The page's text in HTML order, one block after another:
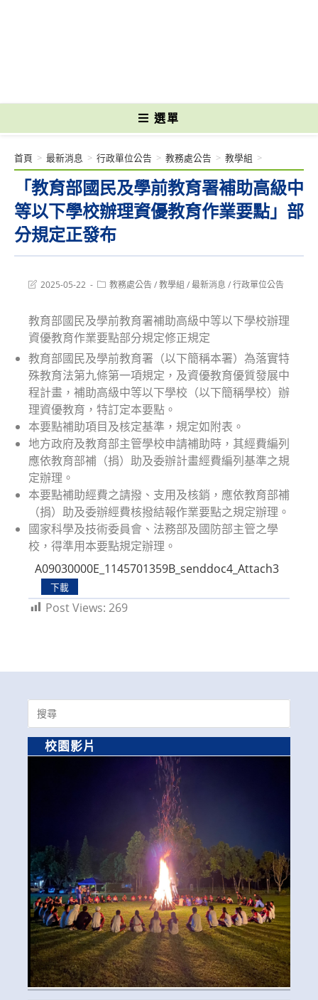
選單
「教育部國民及學前教育署補助高級中
等以下學校辦理資優教育作業要點」部
分規定正發布
首頁 > 最新消息 > 行政單位公告 > 教務處公告 > 教學組 >
Post2025-05-22
Post教務處公告/教學組 /最新消息 /行政單位公告
教育部國民及學前教育署補助高級中等以下學校辦理
資優教育作業要點部分規定修正規定
教育部國民及學前教育署（以下簡稱本署）為落實特
殊教育法第九條第一項規定，及資優教育優質發展中
程計畫，補助高級中等以下學校（以下簡稱學校）辦
理資優教育，特訂定本要點。
本要點補助項目及核定基準，規定如附表。
地方政府及教育部主管學校申請補助時，其經費編列
應依教育部補（捐）助及委辦計畫經費編列基準之規
定辦理。
本要點補助經費之請撥、支用及核銷，應依教育部補
（捐）助及委辦經費核撥結報作業要點之規定辦理。
國家科學及技術委員會、法務部及國防部主管之學
校，得準用本要點規定辦理。
A09030000E_1145701359B_senddoc4_Attach3
下載
Post Views: 269
Search
for:
校園影片